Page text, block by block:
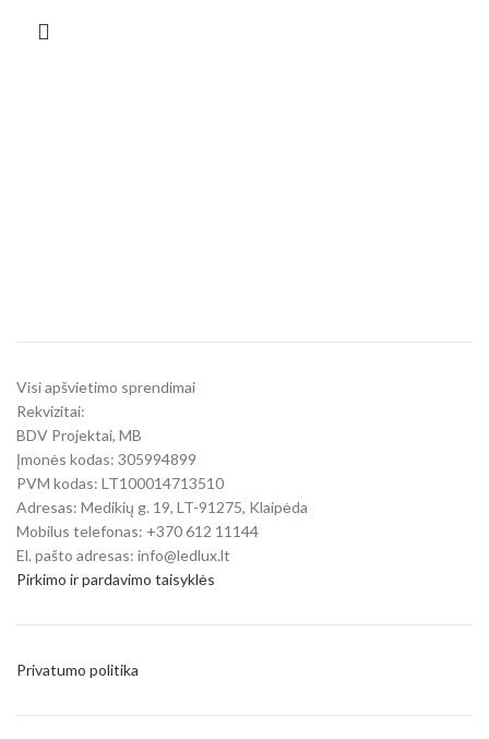
Visi apšvietimo sprendimai
Rekvizitai:
BDV Projektai, MB
Įmonės kodas: 305994899
PVM kodas: LT100014713510
Adresas: Medikių g. 19, LT-91275, Klaipėda
Mobilus telefonas: +370 612 11144
El. pašto adresas: info@ledlux.lt
Pirkimo ir pardavimo taisyklės
Privatumo politika